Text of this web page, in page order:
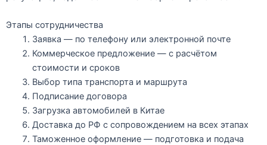
Этапы сотрудничества
Заявка — по телефону или электронной почте
Коммерческое предложение— с расчётом
стоимости и сроков
Выбор типа транспорта и маршрута
Подписание договора
Загрузка автомобилей в Китае
Доставка до РФ с сопровождением на всех этапах
Таможенное оформление— подготовка и подача